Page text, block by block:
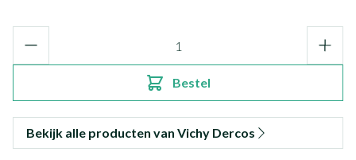
Bestel
Bekijk alle producten van Vichy Dercos